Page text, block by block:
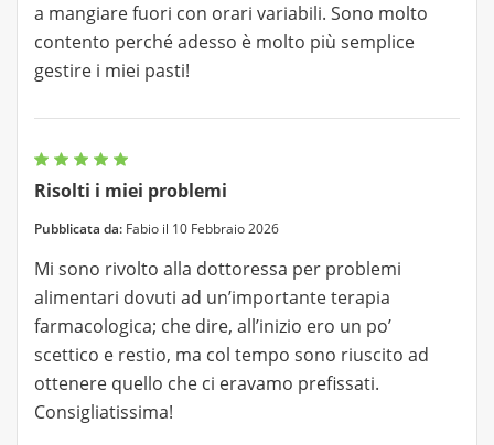
a mangiare fuori con orari variabili. Sono molto
contento perché adesso è molto più semplice
gestire i miei pasti!
Risolti i miei problemi
Pubblicata da: Fabio il 10 Febbraio 2026
Mi sono rivolto alla dottoressa per problemi
alimentari dovuti ad un’importante terapia
farmacologica; che dire, all’inizio ero un po’
scettico e restio, ma col tempo sono riuscito ad
ottenere quello che ci eravamo prefissati.
Consigliatissima!